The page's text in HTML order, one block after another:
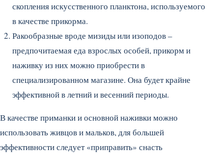
скопления искусственного планктона, используемого
в качестве прикорма.
Ракообразные вроде мизиды или изоподов –
предпочитаемая еда взрослых особей, прикорм и
наживку из них можно приобрести в
специализированном магазине. Она будет крайне
эффективной в летний и весенний периоды.
В качестве приманки и основной наживки можно
использовать живцов и мальков, для большей
эффективности следует «приправить» снасть